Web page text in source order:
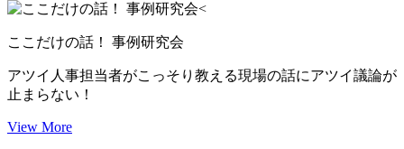
ここだけの話！ 事例研究会
アツイ人事担当者がこっそり教える現場の話にアツイ議論が
止まらない！
View More